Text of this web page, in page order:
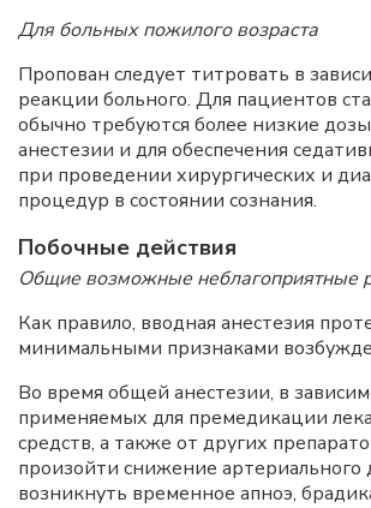
Для больных пожилого возраста
Пропован следует титровать в
реакции больного. Для пациентов
обычно требуются более низкие
анестезии и для обеспечения
при проведении хирургических и
процедур в состоянии сознания.
Побочные действия
Общие возможные неблагоприятные
Как правило, вводная анестезия
минимальными признаками
Во время общей анестезии, в
применяемых для премедикации
средств, а также от других
произойти снижение артериального
возникнуть временное апноэ,